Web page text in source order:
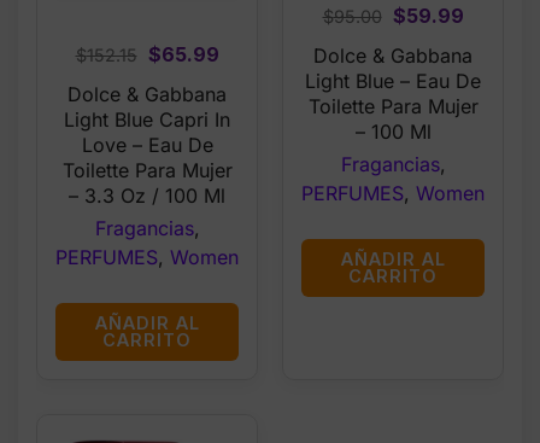
$152.15
Original
price
was:
$152.15.
$65.99Current
is:
Dolce & Gabbana
Light Blue Capri In
Love – Eau De
Toilette Para Mujer
– 3.3 Oz / 100 Ml
Fragancias,
PERFUMES, Women
AÑADIR AL
CARRITO
$95.00
Original
price
was:
$95.00.
$59.99Current
is:
$59.99.
Dolce & Gabbana
Light Blue – Eau De
Toilette Para Mujer
– 100 Ml
Fragancias,
PERFUMES, Women
AÑADIR AL
CARRITO